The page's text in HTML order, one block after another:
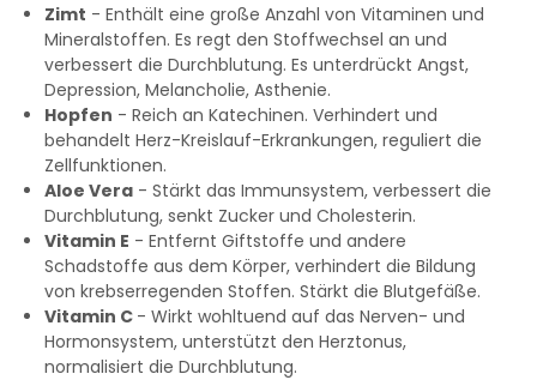
Zimt - Enthält eine große Anzahl von Vitaminen und
Mineralstoffen. Es regt den Stoffwechsel an und
verbessert die Durchblutung. Es unterdrückt Angst,
Depression, Melancholie, Asthenie.
Hopfen - Reich an Katechinen. Verhindert und
behandelt Herz-Kreislauf-Erkrankungen, reguliert die
Zellfunktionen.
Aloe Vera - Stärkt das Immunsystem, verbessert die
Durchblutung, senkt Zucker und Cholesterin.
Vitamin E - Entfernt Giftstoffe und andere
Schadstoffe aus dem Körper, verhindert die Bildung
von krebserregenden Stoffen. Stärkt die Blutgefäße.
Vitamin C - Wirkt wohltuend auf das Nerven- und
Hormonsystem, unterstützt den Herztonus,
normalisiert die Durchblutung.